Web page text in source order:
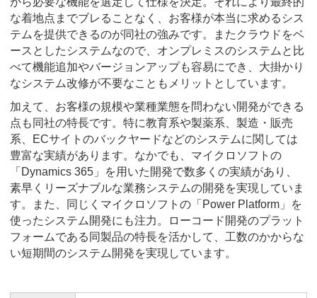
な着地点までブレることなく、お客様が本当に求めるシス
テムを提供できるのが同社の強みです。またクラウドをベ
ースとしたシステムなので、オンプレミスのシステムと比
べて機能追加やバージョンアップも容易にでき、大掛かり
なシステム改修が不要なこともメリットとしています。
加えて、お客様の規模や業種業態を問わない開発ができる
点も同社の特長です。特に教育系や製薬系、製造・販売
系、ECサイトのバックヤードなどのシステムに関しては
豊富な実績があります。なかでも、マイクロソフトの
「Dynamics 365」を用いた開発で数多くの実績があり、
素早くリーズナブルな業務システムの開発を実現していま
す。また、同じくマイクロソフトの「Power Platform」を
使ったシステム開発にも注力。ローコード開発のプラット
フォームである同製品の特長を活かして、工数のかからな
い短期間のシステム開発を実現しています。